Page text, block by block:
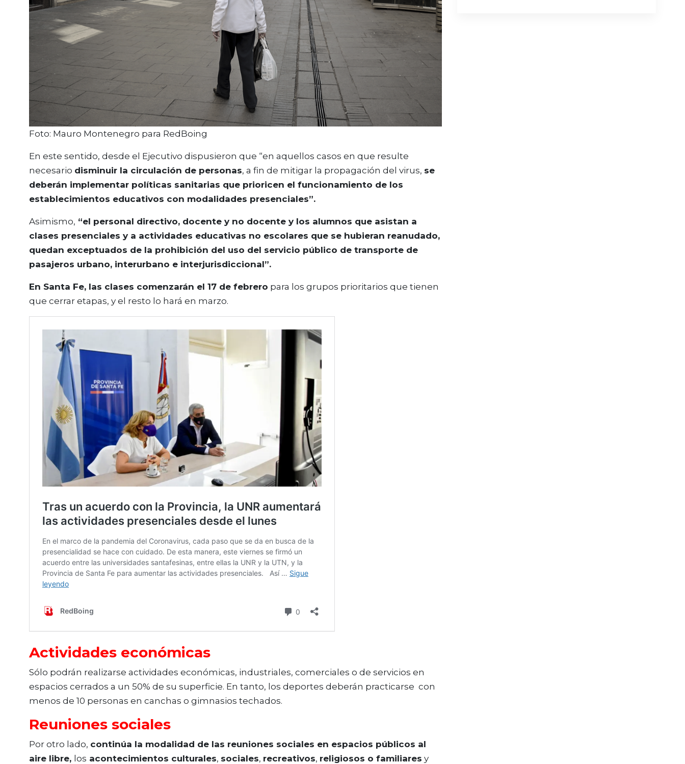
Foto: Mauro Montenegro para RedBoing
En este sentido, desde el Ejecutivo dispusieron que “en aquellos casos en que resulte
necesario disminuir la circulación de personas, a fin de mitigar la propagación del virus, se
deberán implementar políticas sanitarias que prioricen el funcionamiento de los
establecimientos educativos con modalidades presenciales”.
Asimismo, “el personal directivo, docente y no docente y los alumnos que asistan a
clases presenciales y a actividades educativas no escolares que se hubieran reanudado,
quedan exceptuados de la prohibición del uso del servicio público de transporte de
pasajeros urbano, interurbano e interjurisdiccional”.
En Santa Fe, las clases comenzarán el 17 de febrero para los grupos prioritarios que tienen
que cerrar etapas, y el resto lo hará en marzo.
Actividades económicas
Sólo podrán realizarse actividades económicas, industriales, comerciales o de servicios en
espacios cerrados a un 50% de su superficie. En tanto, los deportes deberán practicarse con
menos de 10 personas en canchas o gimnasios techados.
Reuniones sociales
Por otro lado, continúa la modalidad de las reuniones sociales en espacios públicos al
aire libre, los acontecimientos culturales, sociales, recreativos, religiosos o familiares y